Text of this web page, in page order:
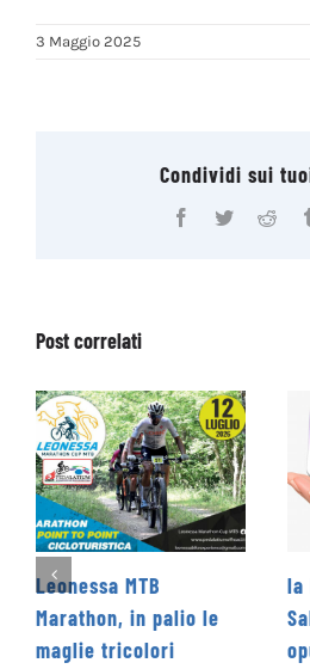
3 Maggio 2025
Condividi sui
Facebook
Twitter
Post correlati
la Pro Loco di Petrella
Salto presenta il nuovo
opuscolo dedicato alla